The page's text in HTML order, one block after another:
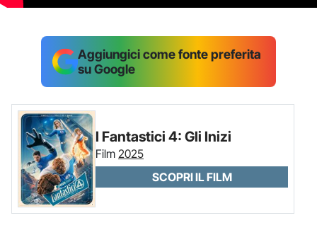
Aggiungici come fonte preferita
su Google
I Fantastici 4: Gli Inizi
Film 2025
SCOPRI IL FILM